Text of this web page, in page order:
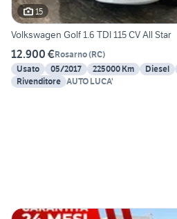
15
Volkswagen Golf 1.6 TDI 115 CV All Star
12.900 €Rosarno(RC)
Usato
05/2017 225000 Km Diesel
Rivenditore AUTO LUCA'